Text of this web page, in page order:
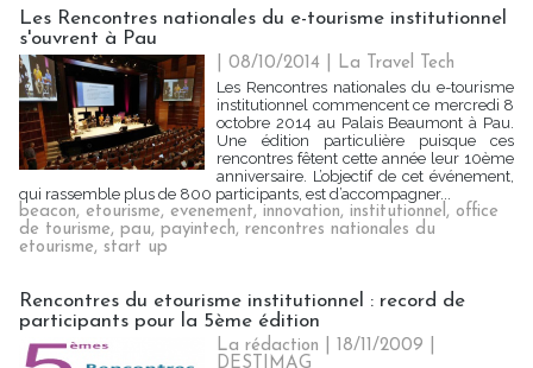
Les Rencontres nationales du e-tourisme institutionnel
s'ouvrent à Pau
| 08/10/2014
La Travel Tech
Les Rencontres nationales du e-tourisme
institutionnel commencent ce mercredi 8
octobre 2014 au Palais Beaumont à Pau.
Une édition particulière puisque ces
rencontres fêtent cette année leur 10ème
anniversaire. L’objectif de cet événement,
qui rassemble plus de 800 participants, est d’accompagner...
beacon, etourisme, evenement, innovation, institutionnel, office
de tourisme, pau, payintech, rencontres nationales du
etourisme, start up
Rencontres du etourisme institutionnel : record de
participants pour la 5ème édition
La rédaction | 18/11/2009
DESTIMAG